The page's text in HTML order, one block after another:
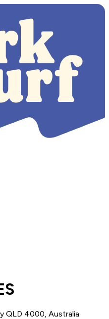
QLD 4000, Australia